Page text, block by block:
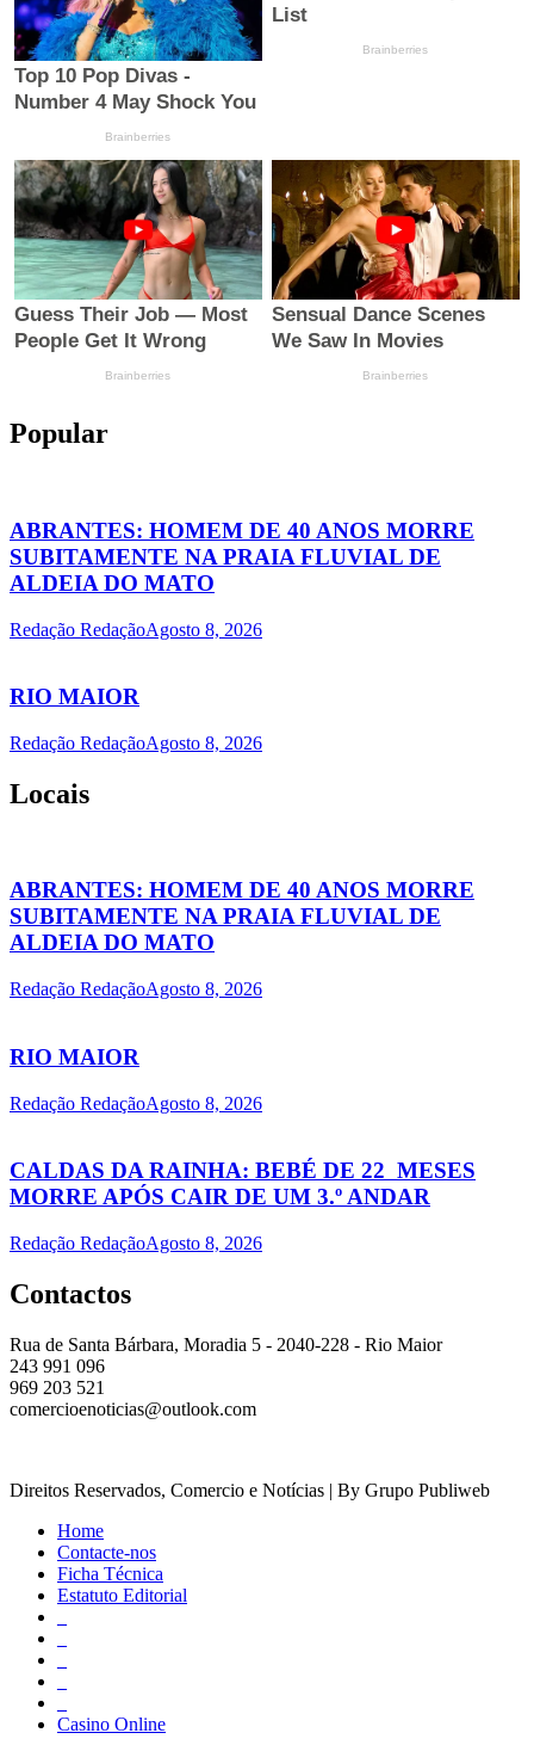
Popular
ABRANTES: HOMEM DE 40 ANOS MORRE
SUBITAMENTE NA PRAIA FLUVIAL DE
ALDEIA DO MATO
Redação RedaçãoAgosto 8, 2026
RIO MAIOR
Redação RedaçãoAgosto 8, 2026
Locais
ABRANTES: HOMEM DE 40 ANOS MORRE
SUBITAMENTE NA PRAIA FLUVIAL DE
ALDEIA DO MATO
Redação RedaçãoAgosto 8, 2026
RIO MAIOR
Redação RedaçãoAgosto 8, 2026
CALDAS DA RAINHA: BEBÉ DE 22 MESES
MORRE APÓS CAIR DE UM 3.º ANDAR
Redação RedaçãoAgosto 8, 2026
Contactos
Rua de Santa Bárbara, Moradia 5 - 2040-228 - Rio Maior
243 991 096
969 203 521
comercioenoticias@outlook.com
Direitos Reservados, Comercio e Notícias | By Grupo Publiweb
Home
Contacte-nos
Ficha Técnica
Estatuto Editorial
Casino Online